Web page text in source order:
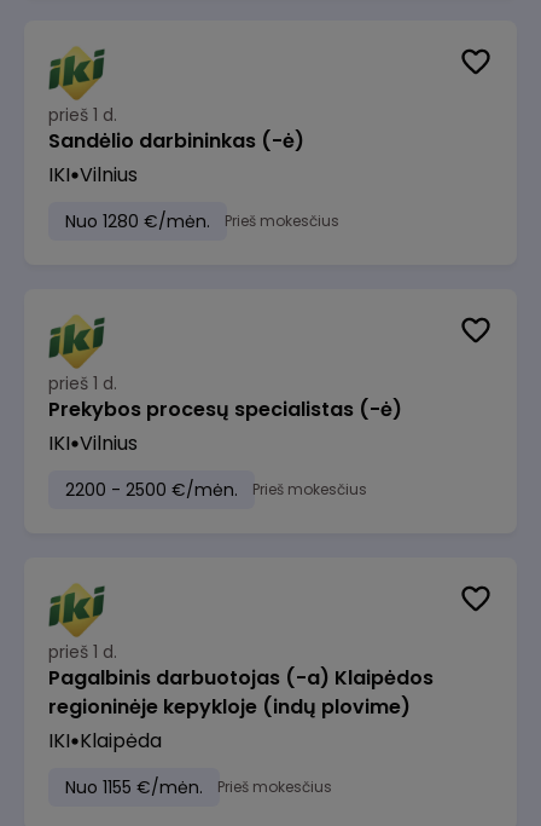
prieš 1 d.
Sandėlio darbininkas (-ė)
IKI Vilnius
Nuo 1280 €/mėn. Prieš mokesčius
prieš 1 d.
Prekybos procesų specialistas (-ė)
IKI Vilnius
2200 - 2500 €/mėn. Prieš mokesčius
prieš 1 d.
Pagalbinis darbuotojas (-a) Klaipėdos
regioninėje kepykloje (indų plovime)
IKI Klaipėda
Nuo 1155 €/mėn. Prieš mokesčius